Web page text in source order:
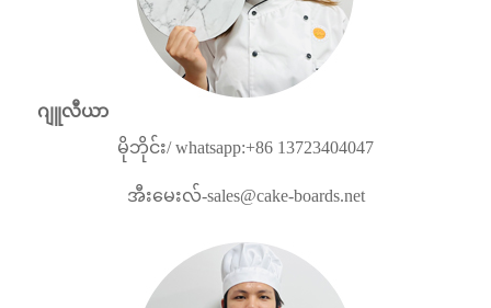
ဂျူလီယာ
မိုဘိုင်း/ whatsapp:+86 13723404047
အီးမေးလ်-sales@cake-boards.net